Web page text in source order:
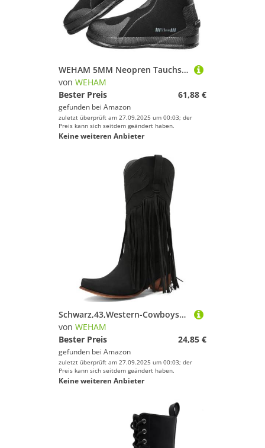
WEHAM 5MM Neopren Tauchstiefel Surf Scuba Tauchen Schwimmschuhe Windsurfen Unterwasserfischen Kitesurf Ausrüstung Strandschuhe Schnorcheln,Schwarz,38
von WEHAM
Bester Preis
61,88 €
gefunden bei Amazon
zuletzt überprüft am 27.09.2025 um 00:03; der
Preis kann sich seitdem geändert haben.
Keine weiteren Anbieter
Schwarz,43,Western-Cowboystiefel mit Fransen für Damen, mittelhohe Reitstiefel mit spitzem, dickem Absatz und breiter Wade, Klassische, bestickte, Bequeme Cowgirl-Stiefeletten zum Überziehen
von WEHAM
Bester Preis
24,85 €
gefunden bei Amazon
zuletzt überprüft am 27.09.2025 um 00:03; der
Preis kann sich seitdem geändert haben.
Keine weiteren Anbieter